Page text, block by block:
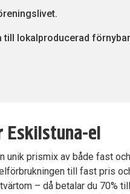
till lokalproducerad förnybar
Eskilstuna-el
unik prismix av både fast
till fast pris
– då betalar du 70%